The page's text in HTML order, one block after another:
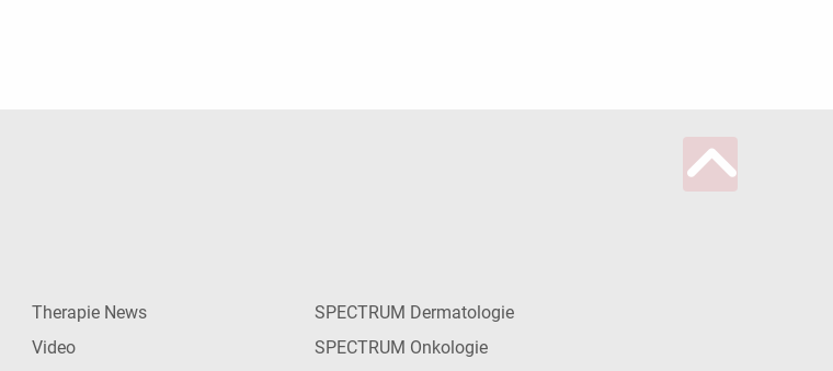
Therapie News
Video
SPECTRUM Dermatologie
SPECTRUM Onkologie